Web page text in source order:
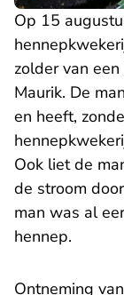
Op 15
zolder van
Maurik. De
en heeft,
Ook liet de
de stroom
man was al
hennep.
Ontneming